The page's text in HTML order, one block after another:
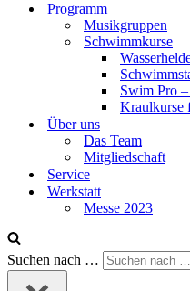
Programm
Musikgruppen
Schwimmkurse
Swim Pro
Kraulkurse
Über uns
Das Team
Mitgliedschaft
Service
Werkstatt
Messe 2023
Suchen nach …